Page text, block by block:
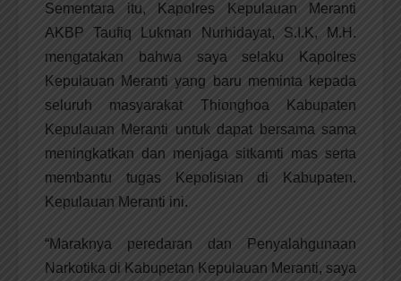
Sementara itu, Kapolres Kepulauan Meranti
AKBP Taufiq Lukman Nurhidayat, S.I.K, M.H.
mengatakan bahwa saya selaku Kapolres
Kepulauan Meranti yang baru meminta kepada
seluruh masyarakat Thionghoa Kabupaten
Kepulauan Meranti untuk dapat bersama sama
meningkatkan dan menjaga sitkamti mas serta
membantu tugas Kepolisian di Kabupaten.
Kepulauan Meranti ini.
“Maraknya peredaran dan Penyalahgunaan
Narkotika di Kabupetan Kepulauan Meranti, saya